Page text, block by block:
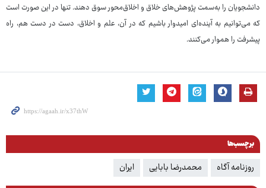
دانشجویان را به‌سمت پژوهش‌های خلاق و اخلاق‌محور سوق دهند. تنها در این صورت است
که می‌توانیم به آینده‌ای امیدوار باشیم که در آن، علم و اخلاق، دست در دست هم، راه
پیشرفت را هموار می‌کنند.
برچسب‌ها
روزنامه آگاه محمدرضا بابایی ایران